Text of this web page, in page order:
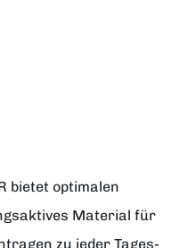
bietet optimalen
Material für
zu jeder Tages-